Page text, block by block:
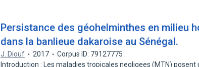
Persistance des géohelminthes en milieu
dans la banlieue dakaroise au Sénégal.
J. Diouf 2017
Corpus ID: 79127775
Introduction : Les maladies tropicales negligees (MTN)